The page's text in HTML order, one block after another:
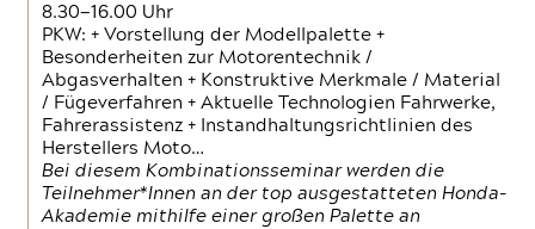
8.30—16.00 Uhr
PKW: + Vorstellung der Modellpalette +
Besonderheiten zur Motorentechnik /
Abgasverhalten + Konstruktive Merkmale / Material
/ Fügeverfahren + Aktuelle Technologien Fahrwerke,
Fahrerassistenz + Instandhaltungsrichtlinien des
Herstellers Moto…
Bei diesem Kombinationsseminar werden die
Teilnehmer*Innen an der top ausgestatteten Honda-
Akademie mithilfe einer großen Palette an